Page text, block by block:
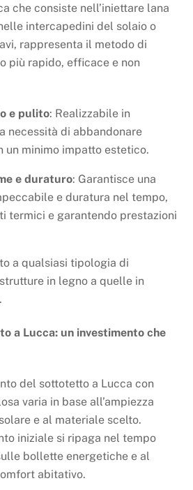
che consiste nell’iniettare lana
intercapedini del solaio o
rappresenta il metodo di
più rapido, efficace e non
e pulito: Realizzabile in
necessità di abbandonare
un minimo impatto estetico.
e duraturo: Garantisce una
e duratura nel tempo,
termici e garantendo prestazioni
a qualsiasi tipologia di
in legno a quelle in
a Lucca: un investimento che
del sottotetto a Lucca con
varia in base all’ampiezza
e al materiale scelto.
iniziale si ripaga nel tempo
bollette energetiche e al
abitativo.